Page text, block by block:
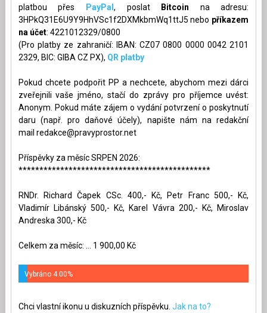
platbou přes
PayPal, poslat Bitcoin na adresu:
3HPkQ31E6U9Y9HhVSc1f2DXMkbmWq1ttJ5 nebo příkazem
na účet: 4221012329/0800
(Pro platby ze zahraničí: IBAN: CZ07 0800 0000 0042 2101
2329, BIC: GIBA CZ PX), QR platby
Pokud chcete podpořit PP a nechcete, abychom mezi dárci
zveřejnili vaše jméno, stačí do zprávy pro příjemce uvést:
Anonym. Pokud máte zájem o vydání potvrzení o poskytnutí
daru (např. pro daňové účely), napište nám na redakční
mail redakce@pravyprostor.net
Příspěvky za měsíc SRPEN 2026:
**********************************************
RNDr. Richard Čapek CSc. 400,- Kč, Petr Franc 500,- Kč,
Vladimír Libánský 500,- Kč, Karel Vávra 200,- Kč, Miroslav
Andreska 300,- Kč
Celkem za měsíc: ... 1 900,00 Kč
Vybráno 4.00%
Chci vlastní ikonu u diskuzních příspěvku. Jak na to?